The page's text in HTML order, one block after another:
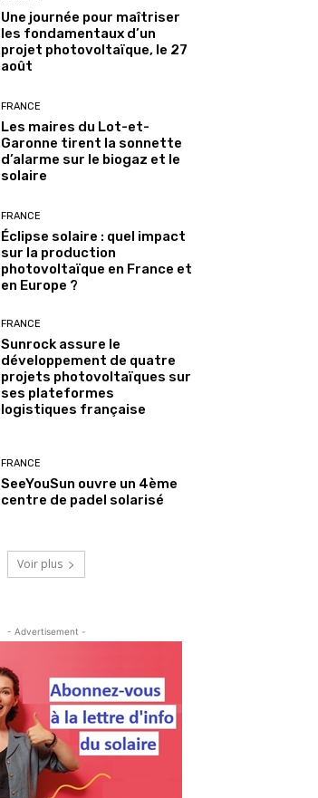
Une journée pour maîtriser
les fondamentaux d’un
projet photovoltaïque, le 27
août
FRANCE
Les maires du Lot-et-
Garonne tirent la sonnette
d’alarme sur le biogaz et le
solaire
FRANCE
Éclipse solaire : quel impact
sur la production
photovoltaïque en France et
en Europe ?
FRANCE
Sunrock assure le
développement de quatre
projets photovoltaïques sur
ses plateformes
logistiques française
FRANCE
SeeYouSun ouvre un 4ème
centre de padel solarisé
Voir plus
- Advertisement -